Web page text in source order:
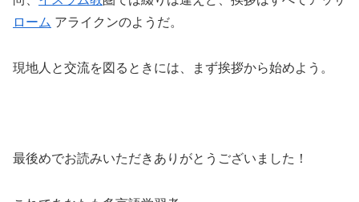
ローム アライクンのようだ。
現地人と交流を図るときには、まず挨拶から始めよう。
最後めでお読みいただきありがとうございました！